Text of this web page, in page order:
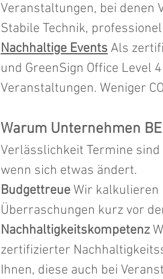
Veranstaltungen, bei denen
Stabile Technik,
Nachhaltige EventsAls
und GreenSign Office
Veranstaltungen. Weniger
Warum Unternehmen
Verlässlichkeit Termine
wenn sich etwas ändert.
BudgettreueWir kalkulieren
Überraschungen kurz vor
Nachhaltigkeitskompetenz
zertifizierter
Ihnen, diese auch bei